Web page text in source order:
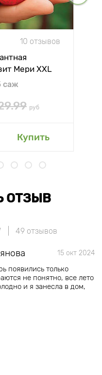
10 отзывов
Мери XXL
саж
руб
Купить
ОТЗЫВ
49 отзывов
15 окт 2024
появились только
не понятно, все лето
и я занесла в дом,